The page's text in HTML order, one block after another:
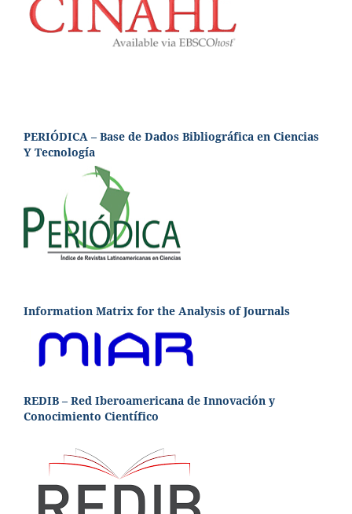
PERIÓDICA – Base de Dados Bibliográfica en Ciencias
Y Tecnología
Information Matrix for the Analysis of Journals
REDIB – Red Iberoamericana de Innovación y
Conocimiento Científico